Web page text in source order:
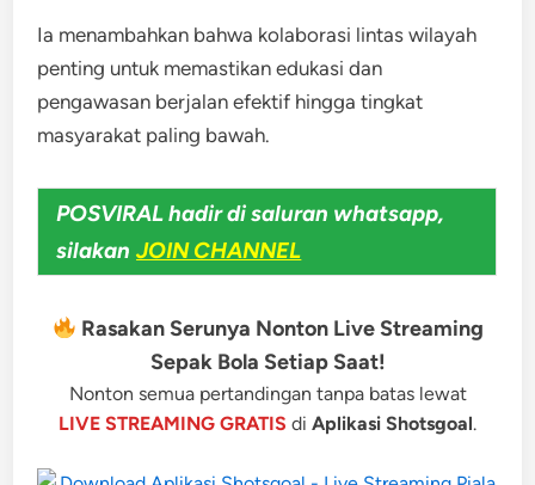
Ia menambahkan bahwa kolaborasi lintas wilayah
penting untuk memastikan edukasi dan
pengawasan berjalan efektif hingga tingkat
masyarakat paling bawah.
POSVIRAL hadir di saluran whatsapp,
silakan JOIN CHANNEL
Rasakan Serunya Nonton Live Streaming
Sepak Bola Setiap Saat!
Nonton semua pertandingan tanpa batas lewat
LIVE STREAMING GRATIS di Aplikasi Shotsgoal.